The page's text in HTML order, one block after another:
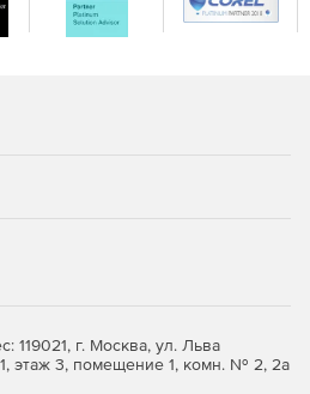
119021, г. Москва, ул. Льва
этаж 3, помещение 1, комн. № 2, 2а